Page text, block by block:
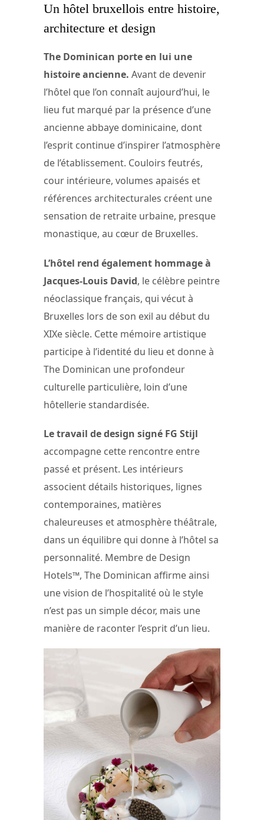
Un hôtel bruxellois entre histoire,
architecture et design
The Dominican porte en lui une
histoire ancienne. Avant de devenir
l’hôtel que l’on connaît aujourd’hui, le
lieu fut marqué par la présence d’une
ancienne abbaye dominicaine, dont
l’esprit continue d’inspirer l’atmosphère
de l’établissement. Couloirs feutrés,
cour intérieure, volumes apaisés et
références architecturales créent une
sensation de retraite urbaine, presque
monastique, au cœur de Bruxelles.
L’hôtel rend également hommage à
Jacques-Louis David, le célèbre peintre
néoclassique français, qui vécut à
Bruxelles lors de son exil au début du
XIXe siècle. Cette mémoire artistique
participe à l’identité du lieu et donne à
The Dominican une profondeur
culturelle particulière, loin d’une
hôtellerie standardisée.
Le travail de design signé FG Stijl
accompagne cette rencontre entre
passé et présent. Les intérieurs
associent détails historiques, lignes
contemporaines, matières
chaleureuses et atmosphère théâtrale,
dans un équilibre qui donne à l’hôtel sa
personnalité. Membre de Design
Hotels™, The Dominican affirme ainsi
une vision de l’hospitalité où le style
n’est pas un simple décor, mais une
manière de raconter l’esprit d’un lieu.